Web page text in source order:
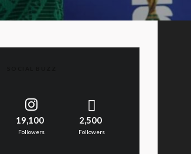
19,100
Followers
2,500
Followers